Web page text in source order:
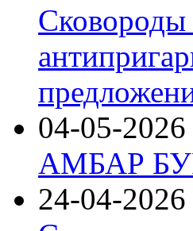
04-05-2026
АМБАР
24-04-2026